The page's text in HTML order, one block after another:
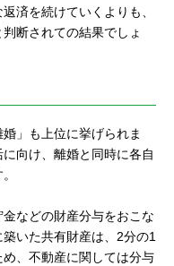
済を続けていくよりも、
断されての結果でしょ
」も上位に挙げられま
向け、離婚と同時に各自
などの財産分与をおこな
いた共有財産は、2分の1
、不動産に関しては分与